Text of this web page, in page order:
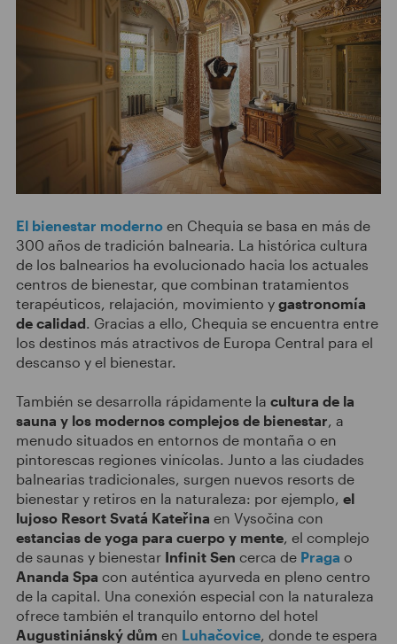
El bienestar moderno en Chequia se basa en más de
300 años de tradición balnearia. La histórica cultura
de los balnearios ha evolucionado hacia los actuales
centros de bienestar, que combinan tratamientos
terapéuticos, relajación, movimiento y gastronomía
de calidad . Gracias a ello, Chequia se encuentra entre
los destinos más atractivos de Europa Central para el
descanso y el bienestar.
También se desarrolla rápidamente la cultura de la
sauna y los modernos complejos de bienestar , a
menudo situados en entornos de montaña o en
pintorescas regiones vinícolas. Junto a las ciudades
balnearias tradicionales, surgen nuevos resorts de
bienestar y retiros en la naturaleza: por ejemplo, el
lujoso Resort Svatá Kateřina en Vysočina con
estancias de yoga para cuerpo y mente , el complejo
de saunas y bienestar Infinit Sen cerca de Praga o
Ananda Spa con auténtica ayurveda en pleno centro
de la capital. Una conexión especial con la naturaleza
ofrece también el tranquilo entorno del hotel
Augustiniánský dům en Luhačovice , donde te espera